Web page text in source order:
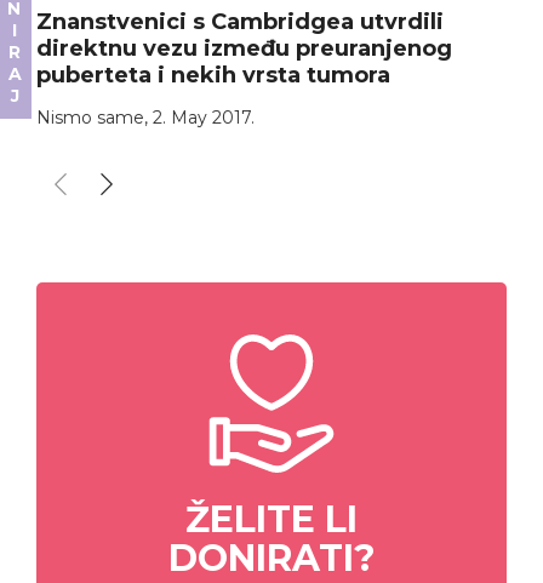
Znanstvenici s Cambridgea utvrdili
direktnu vezu između preuranjenog
puberteta i nekih vrsta tumora
Nismo same, 2. May 2017.
ŽELITE LI
DONIRATI?